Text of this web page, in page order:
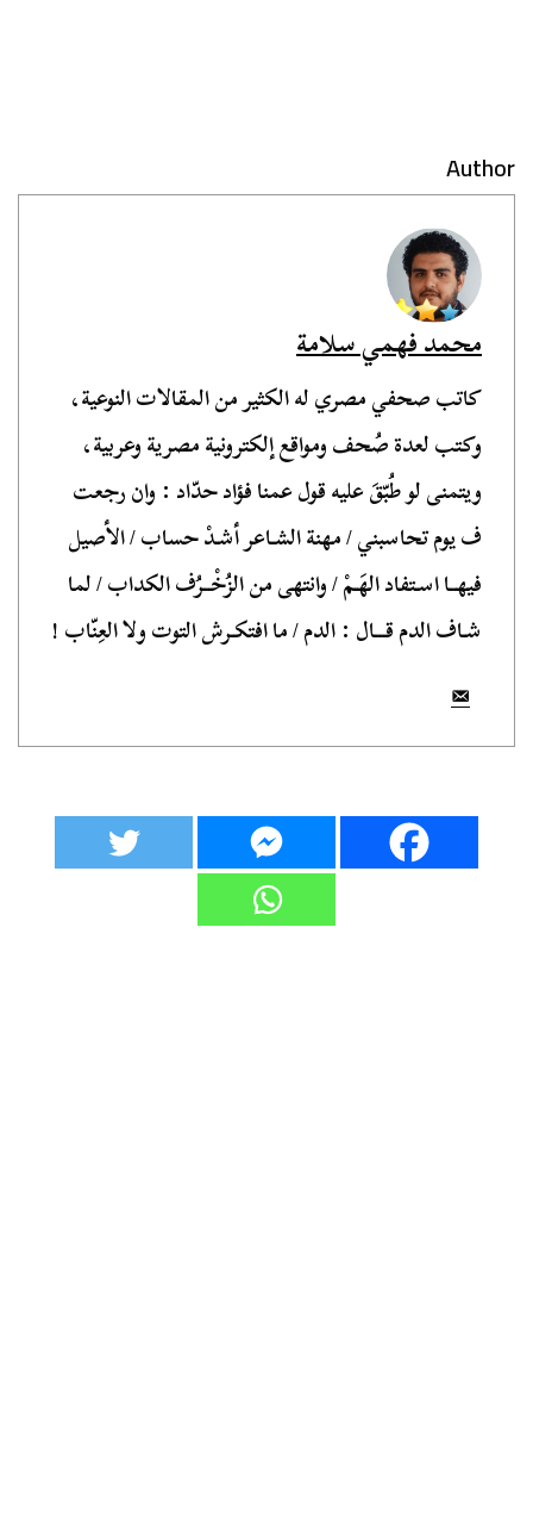
Author
محمد فهمي سلامة
كاتب صحفي مصري له الكثير من المقالات النوعية،
وكتب لعدة صُحف ومواقع إلكترونية مصرية وعربية،
ويتمنى لو طُبّقَ عليه قول عمنا فؤاد حدّاد : وان رجعت
ف يوم تحاسبني / مهنة الشـاعر أشـدْ حساب / الأصيل
فيهــا اسـتفاد الهَـمْ / وانتهى من الزُخْــرُف الكداب / لما
شـاف الدم قـــال : الدم / ما افتكـرش التوت ولا العِنّاب !